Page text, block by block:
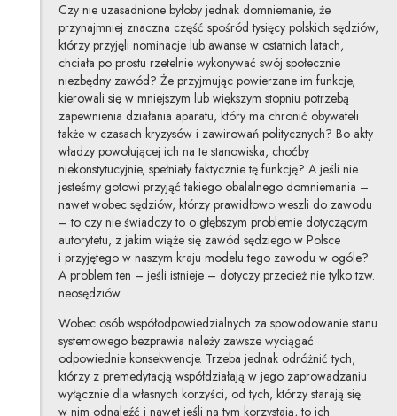
Czy nie uzasadnione byłoby jednak domniemanie, że
przynajmniej znaczna część spośród tysięcy polskich sędziów,
którzy przyjęli nominacje lub awanse w ostatnich latach,
chciała po prostu rzetelnie wykonywać swój społecznie
niezbędny zawód? Że przyjmując powierzane im funkcje,
kierowali się w mniejszym lub większym stopniu potrzebą
zapewnienia działania aparatu, który ma chronić obywateli
także w czasach kryzysów i zawirowań politycznych? Bo akty
władzy powołującej ich na te stanowiska, choćby
niekonstytucyjnie, spełniały faktycznie tę funkcję? A jeśli nie
jesteśmy gotowi przyjąć takiego obalalnego domniemania –
nawet wobec sędziów, którzy prawidłowo weszli do zawodu
– to czy nie świadczy to o głębszym problemie dotyczącym
autorytetu, z jakim wiąże się zawód sędziego w Polsce
i przyjętego w naszym kraju modelu tego zawodu w ogóle?
A problem ten – jeśli istnieje – dotyczy przecież nie tylko tzw.
neosędziów.
Wobec osób współodpowiedzialnych za spowodowanie stanu
systemowego bezprawia należy zawsze wyciągać
odpowiednie konsekwencje. Trzeba jednak odróżnić tych,
którzy z premedytacją współdziałają w jego zaprowadzaniu
wyłącznie dla własnych korzyści, od tych, którzy starają się
w nim odnaleźć i nawet jeśli na tym korzystają, to ich